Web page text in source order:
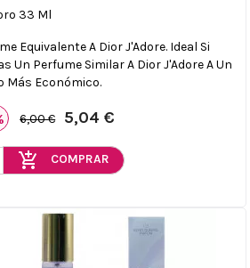
33 Ml
Equivalente A Dior J'Adore. Ideal Si
Un Perfume Similar A Dior J'Adore A Un
Más Económico.
6,00 € 5,04 €
add_shopping_cart COMPRAR